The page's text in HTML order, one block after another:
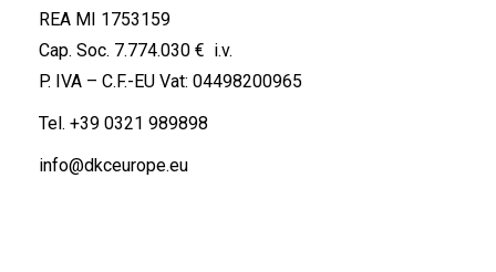
REA MI 1753159
Cap. Soc. 7.774.030 € i.v.
P. IVA – C.F.-EU Vat: 04498200965
Tel. +39 0321 989898
info@dkceurope.eu